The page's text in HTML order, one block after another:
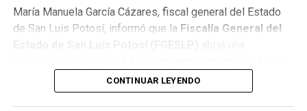
María Manuela García Cázares, fiscal general del Estado
de San Luis Potosí, informó que la Fiscalía General del
captados en cámara en un sitio que las autoridades tienen
identificado comopunto de venta de drogas.
CONTINUAR LEYENDO